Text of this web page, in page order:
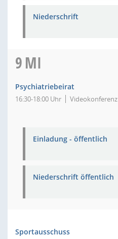
Niederschrift
9MI
Psychiatriebeirat
16:30-18:00 Uhr Videokonferenz
Einladung - öffentlich
Niederschrift öffentlich
Sportausschuss